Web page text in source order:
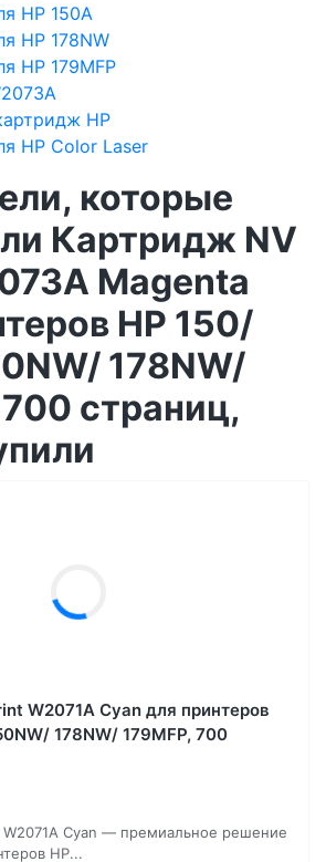
HP 150A
HP 178NW
HP 179MFP
HP
HP Color Laser
которые
Картридж NV
Magenta
HP 150/
178NW/
страниц,
W2071A Cyan для принтеров
178NW/ 179MFP, 700
Cyan — премиальное решение
HP...